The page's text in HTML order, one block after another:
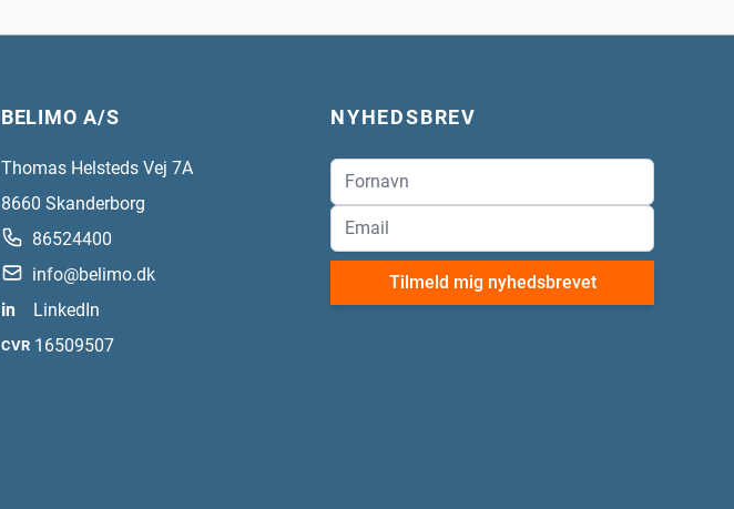
BELIMO A/S
Thomas Helsteds Vej 7A
8660 Skanderborg
86524400
info@belimo.dk
in
LinkedIn
CVR 16509507
NYHEDSBREV
Tilmeld mig nyhedsbrevet